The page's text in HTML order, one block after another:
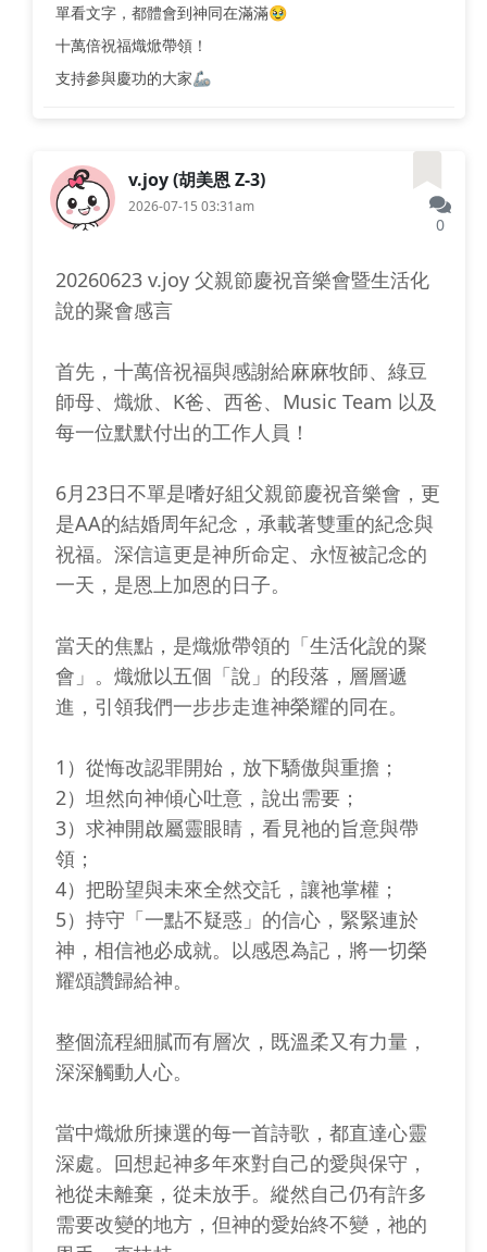
單看文字，都體會到神同在滿滿🥹
十萬倍祝福熾焮帶領！
支持參與慶功的大家🦾
v.joy (胡美恩 Z-3)
2026-07-15 03:31am
0
20260623 v.joy 父親節慶祝音樂會暨生活化
說的聚會感言
首先，十萬倍祝福與感謝給麻麻牧師、綠豆
師母、熾焮、K爸、西爸、Music Team 以及
每一位默默付出的工作人員！
6月23日不單是嗜好組父親節慶祝音樂會，更
是AA的結婚周年紀念，承載著雙重的紀念與
祝福。深信這更是神所命定、永恆被記念的
一天，是恩上加恩的日子。
當天的焦點，是熾焮帶領的「生活化說的聚
會」。熾焮以五個「說」的段落，層層遞
進，引領我們一步步走進神榮耀的同在。
1）從悔改認罪開始，放下驕傲與重擔；
2）坦然向神傾心吐意，說出需要；
3）求神開啟屬靈眼睛，看見祂的旨意與帶
領；
4）把盼望與未來全然交託，讓祂掌權；
5）持守「一點不疑惑」的信心，緊緊連於
神，相信祂必成就。以感恩為記，將一切榮
耀頌讚歸給神。
整個流程細膩而有層次，既溫柔又有力量，
深深觸動人心。
當中熾焮所揀選的每一首詩歌，都直達心靈
深處。回想起神多年來對自己的愛與保守，
祂從未離棄，從未放手。縱然自己仍有許多
需要改變的地方，但神的愛始終不變，祂的